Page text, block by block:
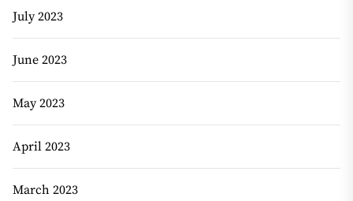
July 2023
June 2023
May 2023
April 2023
March 2023